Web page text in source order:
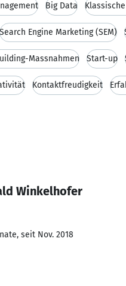
Big Data
Search Engine Marketing (SEM)
Massnahmen Start-up
Kontaktfreudigkeit
Winkelhofer
seit Nov. 2018